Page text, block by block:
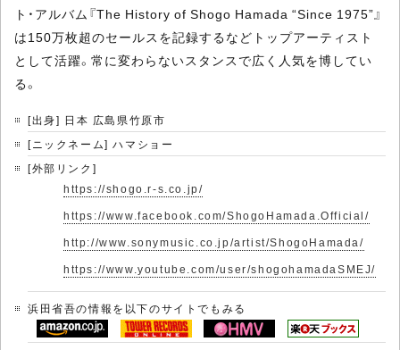
ト・アルバム『The History of Shogo Hamada “Since 1975”』
は150万枚超のセールスを記録するなどトップアーティスト
として活躍。常に変わらないスタンスで広く人気を博してい
る。
[出身] 日本 広島県竹原市
[ニックネーム] ハマショー
[外部リンク]
https://shogo.r-s.co.jp/
https://www.facebook.com/ShogoHamada.Official/
http://www.sonymusic.co.jp/artist/ShogoHamada/
https://www.youtube.com/user/shogohamadaSMEJ/
浜田省吾の情報を以下のサイトでもみる